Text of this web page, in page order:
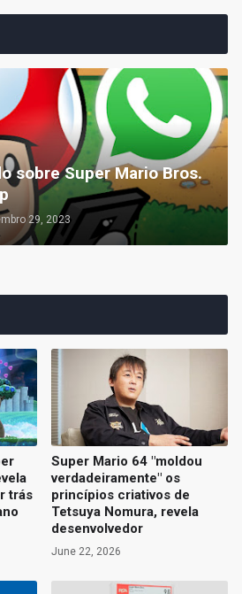
sobre Super Mario Bros.
29, 2023
trás
Super Mario 64 "moldou
verdadeiramente" os
princípios criativos de
Tetsuya Nomura, revela
desenvolvedor
June 22, 2026